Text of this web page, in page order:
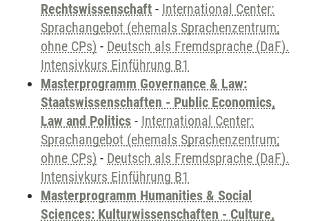
Rechtswissenschaft - International Center:
Sprachangebot (ehemals Sprachenzentrum;
ohne CPs) - Deutsch als Fremdsprache (DaF).
Intensivkurs Einführung B1
Masterprogramm Governance & Law:
Staatswissenschaften - Public Economics,
Law and Politics - International Center:
Sprachangebot (ehemals Sprachenzentrum;
ohne CPs) - Deutsch als Fremdsprache (DaF).
Intensivkurs Einführung B1
Masterprogramm Humanities & Social
Sciences: Kulturwissenschaften - Culture,